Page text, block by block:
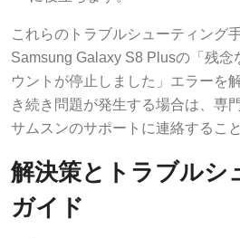
これらのトラブルシューティング
Samsung Galaxy S8 Plusの「残念
ウントが停止しました」エラーを
き続き問題が発生する場合は、専
サムスンのサポートに連絡するこ
解決策とトラブルシ
ガイド